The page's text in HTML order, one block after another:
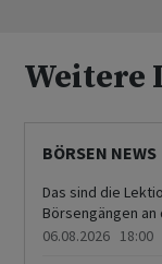
Weitere
BÖRSEN NEWS
Das sind die
Börsengängen
06.08.2026 18:00